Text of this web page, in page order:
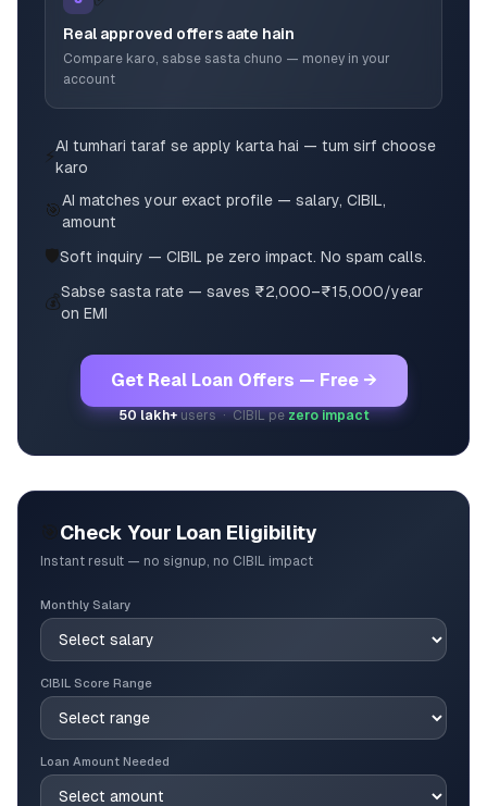
Real approved offers aate hain
Compare karo, sabse sasta chuno — money in your
account
⚡AI tumhari taraf se apply karta hai — tum sirf choose
karo
🎯AI matches your exact profile — salary, CIBIL,
amount
🛡️Soft inquiry — CIBIL pe zero impact. No spam calls.
💰Sabse sasta rate — saves ₹2,000–₹15,000/year
on EMI
Get Real Loan Offers — Free →
50 lakh+users · CIBIL pezero impact
Check Your Loan Eligibility
Instant result — no signup, no CIBIL impact
Monthly Salary
CIBIL Score Range
Loan Amount Needed